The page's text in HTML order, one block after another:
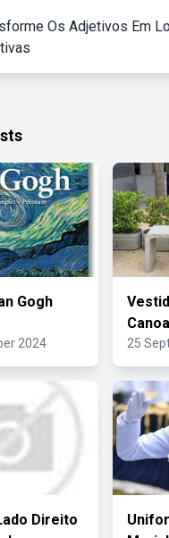
Os Adjetivos Em
Gogh
2024 25
Direito